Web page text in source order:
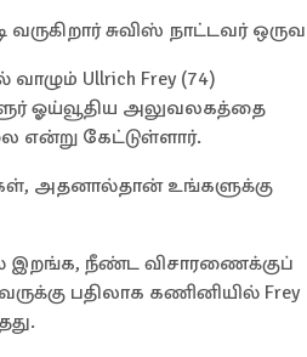
சுவிஸ் நாட்டவர்
Ullrich Frey (74)
ஓய்வூதிய அலுவலகத்தை
என்று கேட்டுள்ளார்.
அதனால்தான் உங்களுக்கு
இறங்க, நீண்ட விசாரணைக்குப்
பதிலாக கணினியில் Frey